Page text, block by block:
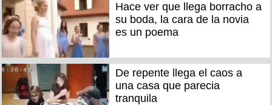
Hace ver que llega borracho a
su boda, la cara de la novia
es un poema
De repente llega el caos a
una casa que parecia
tranquila